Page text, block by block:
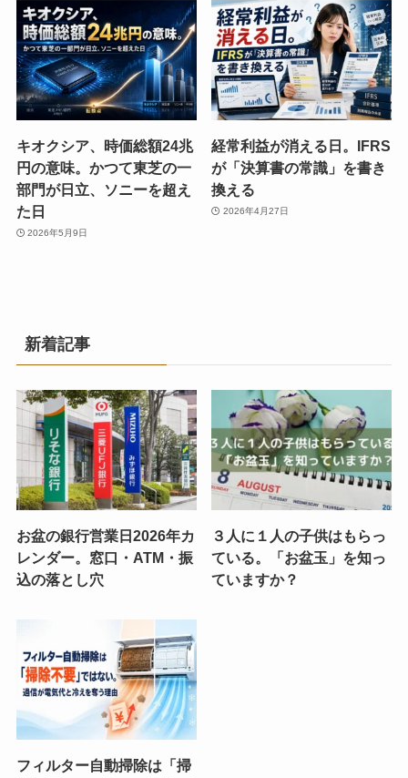
キオクシア、時価総額24兆
円の意味。かつて東芝の一
部門が日立、ソニーを超え
た日
2026年5月9日
経常利益が消える日。IFRS
が「決算書の常識」を書き
換える
2026年4月27日
新着記事
お盆の銀行営業日2026年カ
レンダー。窓口・ATM・振
込の落とし穴
３人に１人の子供はもらっ
ている。「お盆玉」を知っ
ていますか？
フィルター自動掃除は「掃